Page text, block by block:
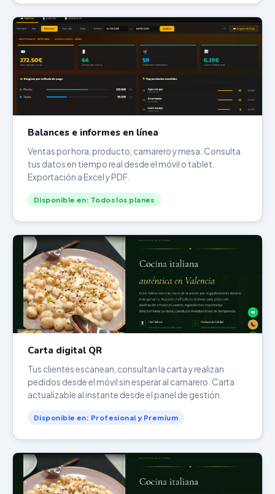
Balances e informes en línea
Ventas por hora, producto, camarero y mesa. Consulta
tus datos en tiempo real desde el móvil o tablet.
Exportación a Excel y PDF.
Disponible en: Todos los planes
Carta digital QR
Tus clientes escanean, consultan la carta y realizan
pedidos desde el móvil sin esperar al camarero. Carta
actualizable al instante desde el panel de gestión.
Disponible en: Profesional y Premium